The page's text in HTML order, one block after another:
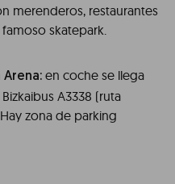
merenderos, restaurantes
skatepark.
Arena: en coche se llega
A3338 (ruta
zona de parking